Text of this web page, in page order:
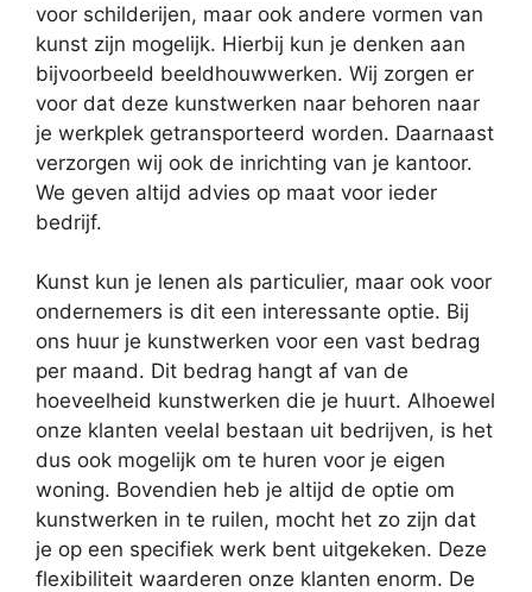
voor schilderijen, maar ook andere vormen van
kunst zijn mogelijk. Hierbij kun je denken aan
bijvoorbeeld beeldhouwwerken. Wij zorgen er
voor dat deze kunstwerken naar behoren naar
je werkplek getransporteerd worden. Daarnaast
verzorgen wij ook de inrichting van je kantoor.
We geven altijd advies op maat voor ieder
bedrijf.
Kunst kun je lenen als particulier, maar ook voor
ondernemers is dit een interessante optie. Bij
ons huur je kunstwerken voor een vast bedrag
per maand. Dit bedrag hangt af van de
hoeveelheid kunstwerken die je huurt. Alhoewel
onze klanten veelal bestaan uit bedrijven, is het
dus ook mogelijk om te huren voor je eigen
woning. Bovendien heb je altijd de optie om
kunstwerken in te ruilen, mocht het zo zijn dat
je op een specifiek werk bent uitgekeken. Deze
flexibiliteit waarderen onze klanten enorm. De